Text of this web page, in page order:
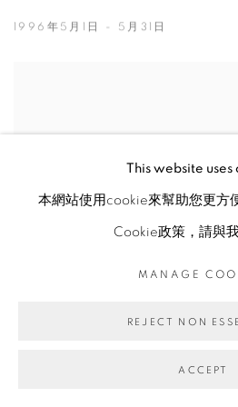
1996年5月1日 - 5月31日
This website uses
本網站使用cookie來幫助您更方
Cookie政策，請與我
MANAGE
REJECT NON
ACCEPT